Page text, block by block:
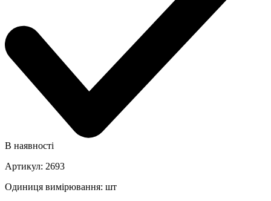
В наявності
Артикул: 2693
Одиниця вимірювання: шт